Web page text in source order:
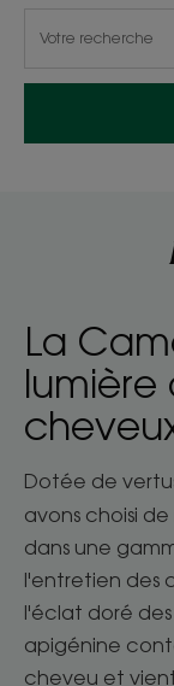
La
lumière
Dotée de
avons choisi
dans une
l'entretien des
l'éclat doré
apigénine
cheveu et